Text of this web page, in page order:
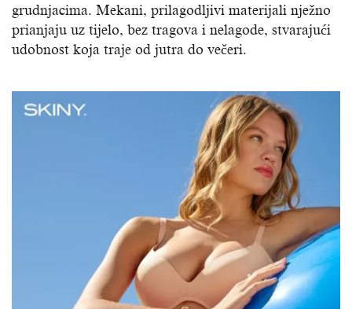
grudnjacima. Mekani, prilagodljivi materijali nježno
prianjaju uz tijelo, bez tragova i nelagode, stvarajući
udobnost koja traje od jutra do večeri.